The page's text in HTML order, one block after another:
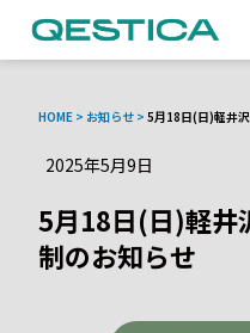
HOME > お知らせ > 5月18日(日)軽井
2025年5月9日
5月18日(日)軽井
制のお知らせ